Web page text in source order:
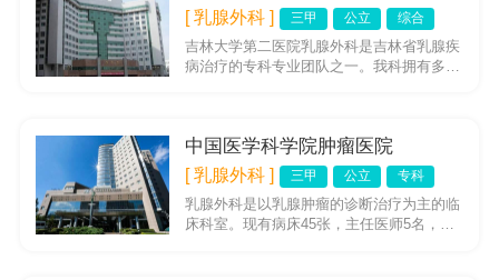
[ 乳腺外科 ] 三甲 公立 综合
吉林大学第二医院乳腺外科是吉林省乳腺疾
病治疗的专科专业团队之一。我科拥有多年
中国医学科学院肿瘤医院
[ 乳腺外科 ] 三甲 公立 专科
乳腺外科是以乳腺肿瘤的诊断治疗为主的临
床科室。现有病床45张，主任医师5名，副